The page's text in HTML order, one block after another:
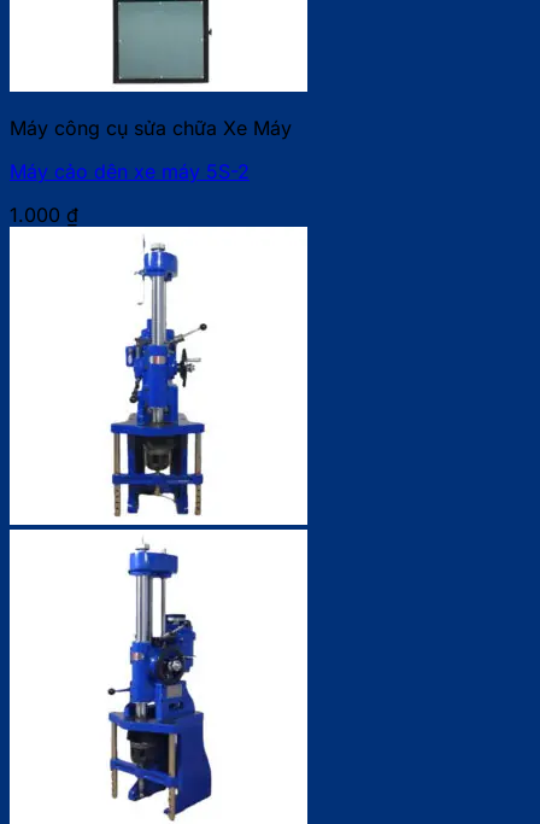
Máy công cụ sửa chữa Xe Máy
Máy cảo dên xe máy 5S-2
1.000 ₫